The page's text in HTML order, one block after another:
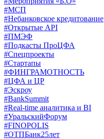
#МСП
#Небанковское кредитование
#Открытые API
#ПМЭФ
#Подкасты ПроЦФА
#Спецпроекты
#Стартапы
#ФИНГРАМОТНОСТЬ
#ЦФА и ЦР
#Эскроу
#BankSummit
#Real-time аналитика и BI
#УральскийФорум
#FINOPOLIS
#ОТПБанк25лет